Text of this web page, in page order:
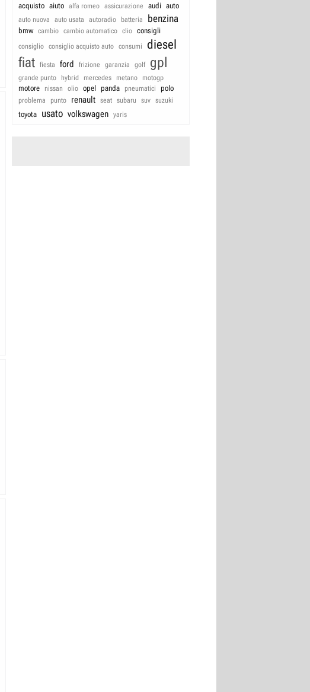
acquisto aiuto alfa romeo assicurazione audi auto
auto nuova auto usata autoradio batteria benzina
bmw cambio cambio automatico clio consigli
consiglio consiglio acquisto auto consumi diesel
fiat fiesta ford frizione garanzia golf gpl
grande punto hybrid mercedes metano motogp
motore nissan olio opel panda pneumatici polo
problema punto renault seat subaru suv suzuki
toyota usato volkswagen yaris